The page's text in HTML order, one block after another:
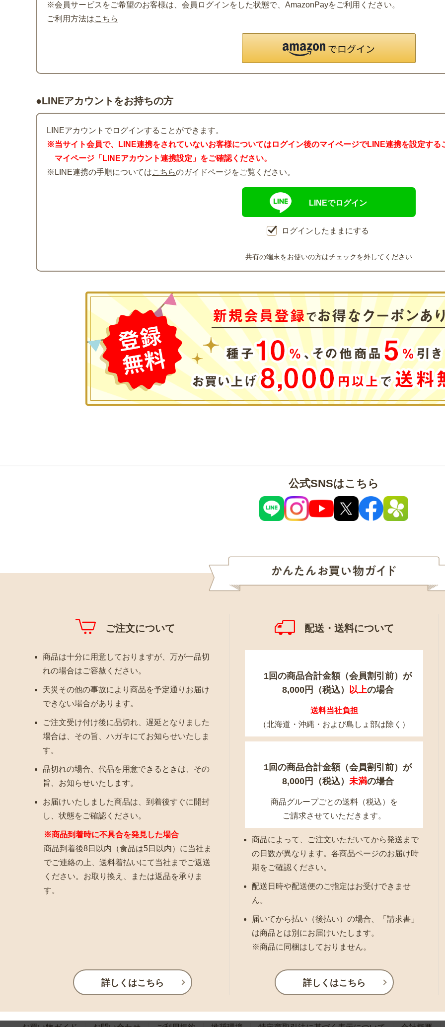
※会員サービスをご希望のお客様は、会員ログインをした状態で、AmazonPayをご利用ください。
ご利用方法はこちら
●LINEアカウントをお持ちの方
LINEアカウントでログインすることができます。
※当サイト会員で、LINE連携をされていないお客様についてはログイン後のマイページでLINE連携を設定する
マイページ「LINEアカウント連携設定」をご確認ください。
※LINE連携の手順についてはこちらのガイドページをご覧ください。
LINEでログイン
ログインしたままにする
共有の端末をお使いの方はチェックを外してください
公式SNSはこちら
ご注文について
商品は十分に用意しておりますが、万が一品切
れの場合はご容赦ください。
天災その他の事故により商品を予定通りお届け
できない場合があります。
ご注文受け付け後に品切れ、遅延となりました
場合は、その旨、ハガキにてお知らせいたしま
す。
品切れの場合、代品を用意できるときは、その
旨、お知らせいたします。
お届けいたしました商品は、到着後すぐに開封
し、状態をご確認ください。
※商品到着時に不具合を発見した場合
商品到着後8日以内（食品は5日以内）に当社ま
でご連絡の上、送料着払いにて当社までご返送
ください。お取り換え、または返品を承りま
す。
詳しくはこちら
配送・送料について
1回の商品合計金額（会員割引前）が
8,000円（税込） 以上の場合
送料当社負担
（北海道・沖縄・および島しょ部は除く）
1回の商品合計金額（会員割引前）が
8,000円（税込） 未満の場合
商品グループごとの送料（税込）を
ご請求させていただきます。
商品によって、ご注文いただいてから発送まで
の日数が異なります。各商品ページのお届け時
期をご確認ください。
配送日時や配送便のご指定はお受けできませ
ん。
届いてから払い（後払い）の場合、「請求書」
は商品とは別にお届けいたします。
※商品に同梱はしておりません。
詳しくはこちら